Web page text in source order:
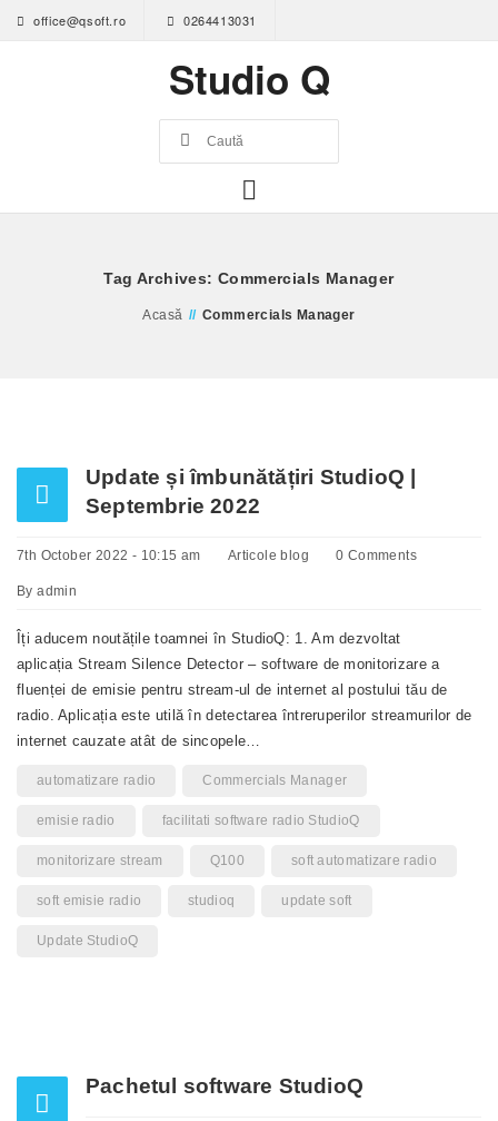
office@qsoft.ro 0264413031
Studio Q
Tag Archives: Commercials Manager
Acasă // Commercials Manager
Update și îmbunătățiri StudioQ |
Septembrie 2022
7th October 2022 - 10:15 am Articole blog 0 Comments
Byadmin
Îți aducem noutățile toamnei în StudioQ: 1. Am dezvoltat
aplicația Stream Silence Detector – software de monitorizare a
fluenței de emisie pentru stream-ul de internet al postului tău de
radio. Aplicația este utilă în detectarea întreruperilor streamurilor de
internet cauzate atât de sincopele…
automatizare radio Commercials Manager
emisie radio facilitati software radio StudioQ
monitorizare stream Q100 soft automatizare radio
soft emisie radio studioq update soft
Update StudioQ
Pachetul software StudioQ